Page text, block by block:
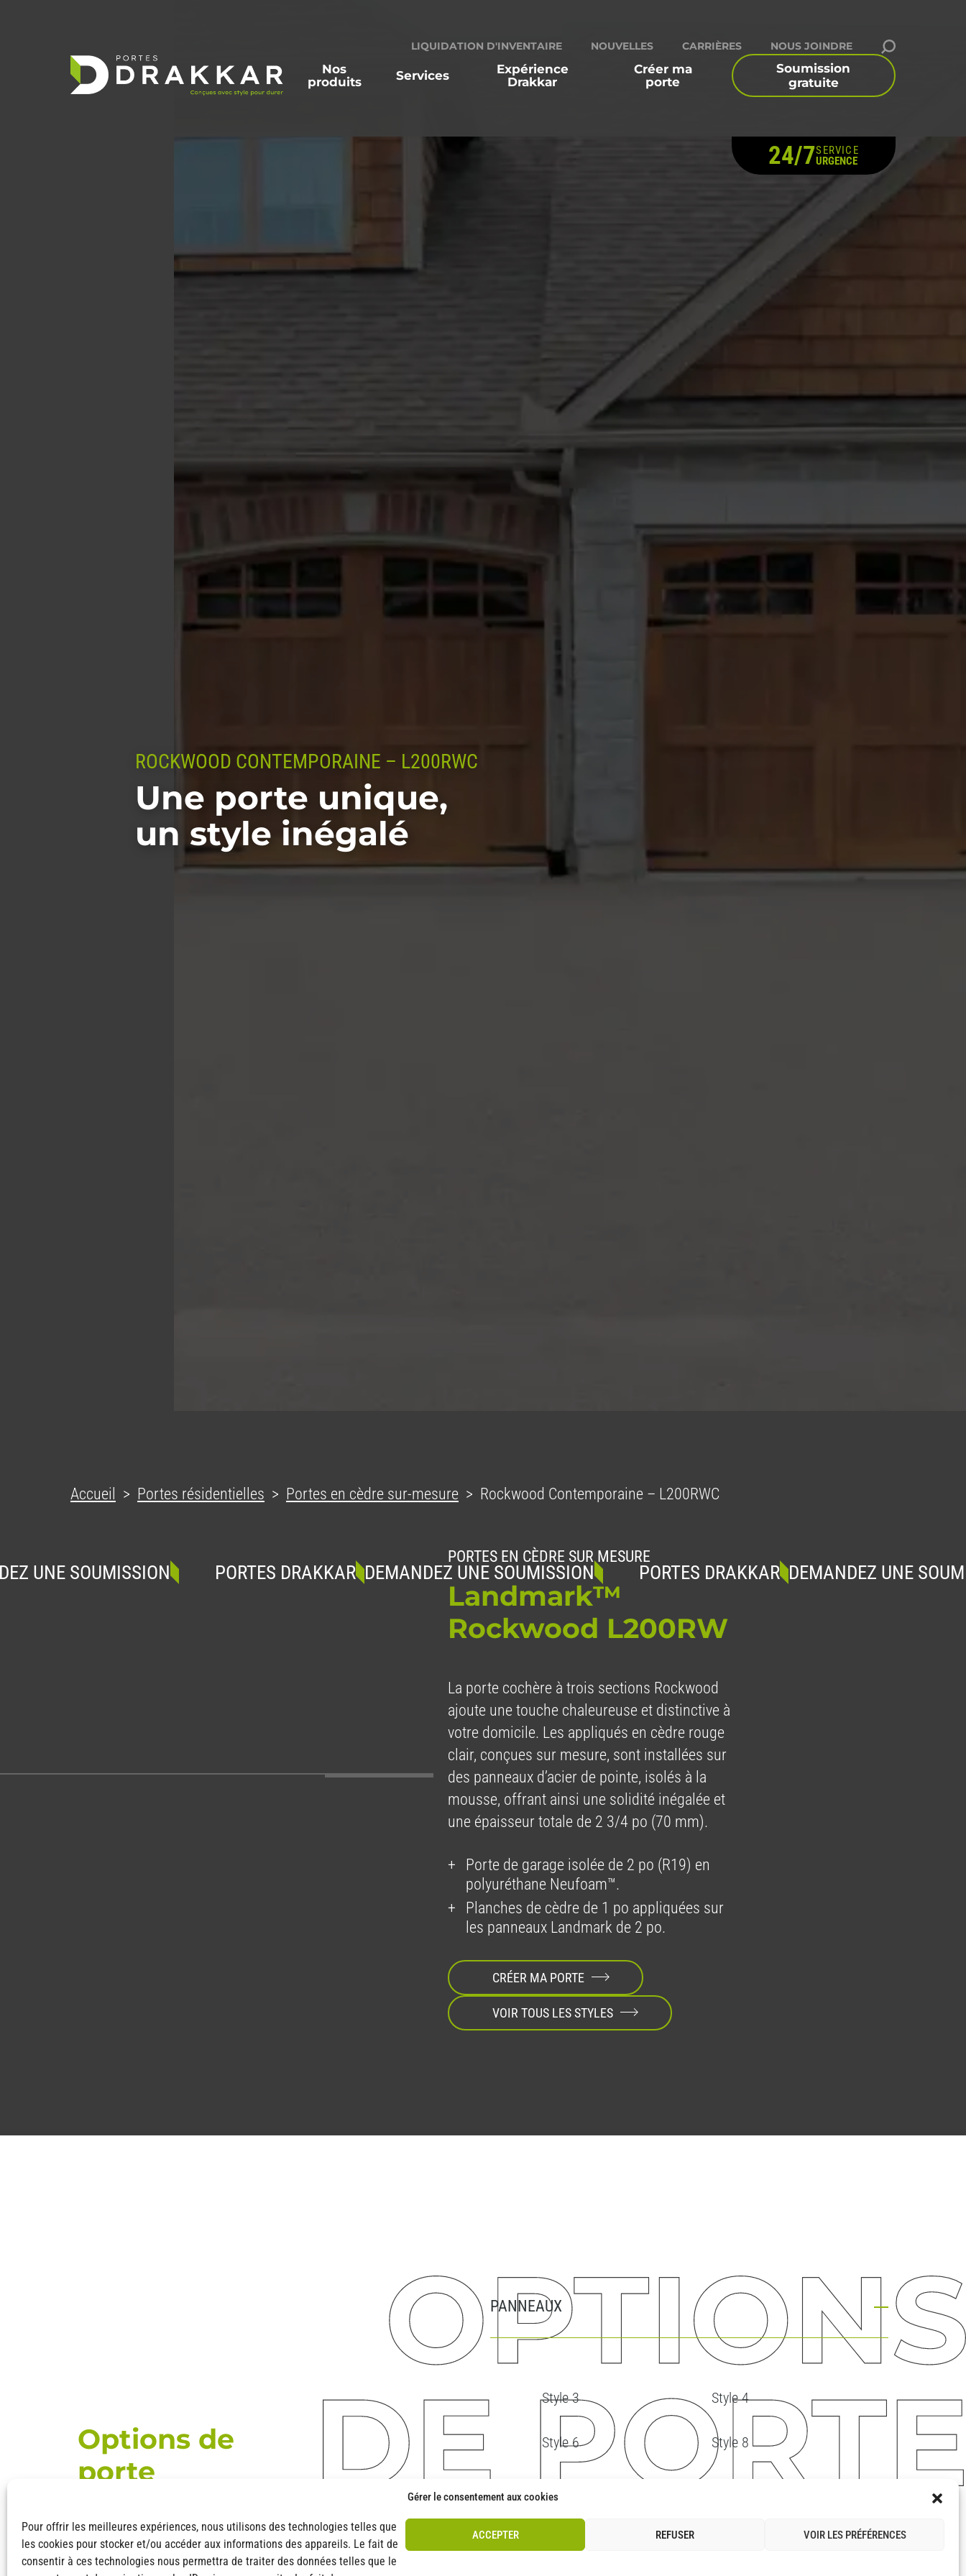
Gérer le consentement aux cookies
Pour offrir les meilleures expériences, nous utilisons des technologies telles que
les cookies pour stocker et/ou accéder aux informations des appareils. Le fait de
consentir à ces technologies nous permettra de traiter des données telles que le
ACCEPTER REFUSER VOIR LES PRÉFÉRENCES
LIQUIDATION D'INVENTAIRE NOUVELLES CARRIÈRES NOUS JOINDRE
24/7SERVICE
URGENCE
Nos
produits
Série Polytite™
Opérateurs commerciaux Accessoires
Services
Installation de portes de garage
Expérience
Drakkar
Créer ma
porte
Soumission
gratuite
ROCKWOOD CONTEMPORAINE – L200RWC
-
Une porte unique,
un style inégalé
Accueil Portes résidentielles Portes en cèdre sur-mesure Rockwood Contemporaine – L200RWC
PORTES EN CÈDRE SUR MESURE
Landmark™
Rockwood L200RW
La porte cochère à trois sections Rockwood
ajoute une touche chaleureuse et distinctive à
votre domicile. Les appliqués en cèdre rouge
clair, conçues sur mesure, sont installées sur
des panneaux d’acier de pointe, isolés à la
mousse, offrant ainsi une solidité inégalée et
une épaisseur totale de 2 3/4 po (70 mm).
Porte de garage isolée de 2 po (R19) en
polyuréthane Neufoam™.
Planches de cèdre de 1 po appliquées sur
les panneaux Landmark de 2 po.
CRÉER MA PORTE
VOIR TOUS LES STYLES
SOUMISSION PORTES DRAKKAR DEMANDEZ UNE SOUMISSION PORTES DRAKKAR DEMANDEZ UNE SOUMISSION
Options de
porte
PANNEAUX
Style 3 Style 4
Style 6 Style 8